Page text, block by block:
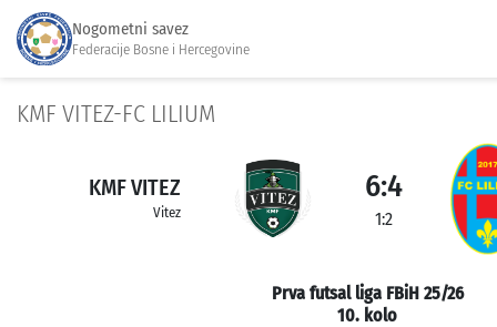
Nogometni savez
Federacije Bosne i Hercegovine
KMF VITEZ-FC LILIUM
KMF VITEZ
Vitez
6:4
1:2
Prva futsal liga FBiH 25/26
10. kolo